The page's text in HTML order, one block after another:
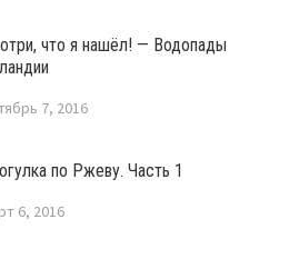
что я нашёл! — Водопады
7, 2016
по Ржеву. Часть 1
6, 2016